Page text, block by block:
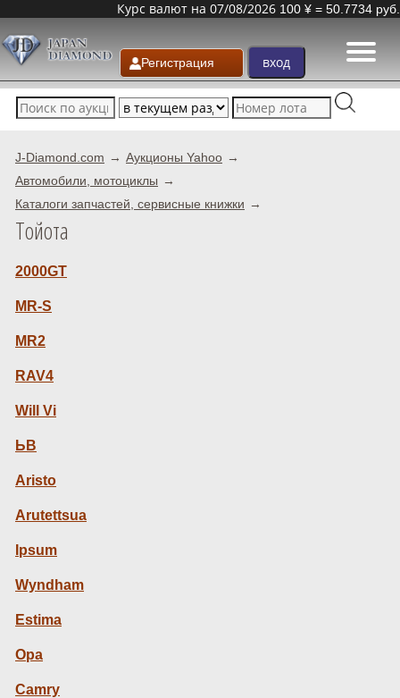
Курс валют на 07/08/2026 100 ¥ = 50.7734 руб.
Регистрация
J-Diamond.com
Аукционы Yahoo
Автомобили, мотоциклы
Каталоги запчастей, сервисные книжки
Тойота
2000GT
MR-S
MR2
RAV4
Will Vi
ЬВ
Aristo
Arutettsua
Ipsum
Wyndham
Estima
Opa
Camry